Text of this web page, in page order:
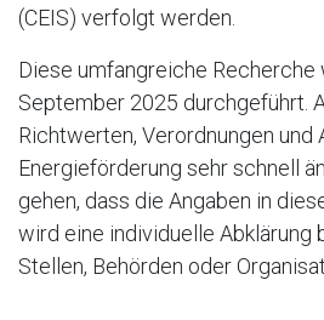
(CEIS) verfolgt werden.
Diese umfangreiche Recherche
September 2025 durchgeführt.
Richtwerten, Verordnungen und
Energieförderung sehr schnell
gehen, dass die Angaben in
wird eine individuelle Abklärung
Stellen, Behörden oder